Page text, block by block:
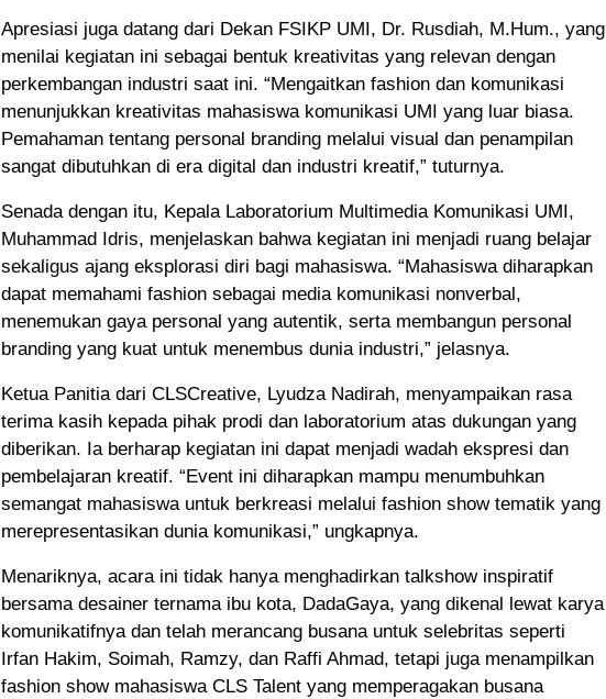
Apresiasi juga datang dari Dekan FSIKP UMI, Dr. Rusdiah, M.Hum., yang
menilai kegiatan ini sebagai bentuk kreativitas yang relevan dengan
perkembangan industri saat ini. “Mengaitkan fashion dan komunikasi
menunjukkan kreativitas mahasiswa komunikasi UMI yang luar biasa.
Pemahaman tentang personal branding melalui visual dan penampilan
sangat dibutuhkan di era digital dan industri kreatif,” tuturnya.
Senada dengan itu, Kepala Laboratorium Multimedia Komunikasi UMI,
Muhammad Idris, menjelaskan bahwa kegiatan ini menjadi ruang belajar
sekaligus ajang eksplorasi diri bagi mahasiswa. “Mahasiswa diharapkan
dapat memahami fashion sebagai media komunikasi nonverbal,
menemukan gaya personal yang autentik, serta membangun personal
branding yang kuat untuk menembus dunia industri,” jelasnya.
Ketua Panitia dari CLSCreative, Lyudza Nadirah, menyampaikan rasa
terima kasih kepada pihak prodi dan laboratorium atas dukungan yang
diberikan. Ia berharap kegiatan ini dapat menjadi wadah ekspresi dan
pembelajaran kreatif. “Event ini diharapkan mampu menumbuhkan
semangat mahasiswa untuk berkreasi melalui fashion show tematik yang
merepresentasikan dunia komunikasi,” ungkapnya.
Menariknya, acara ini tidak hanya menghadirkan talkshow inspiratif
bersama desainer ternama ibu kota, DadaGaya, yang dikenal lewat karya
komunikatifnya dan telah merancang busana untuk selebritas seperti
Irfan Hakim, Soimah, Ramzy, dan Raffi Ahmad, tetapi juga menampilkan
fashion show mahasiswa CLS Talent yang memperagakan busana